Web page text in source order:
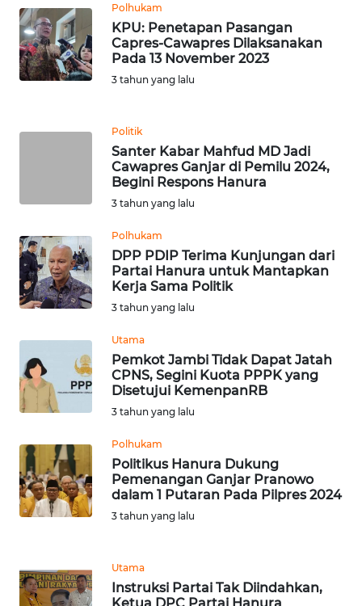
Polhukam
KPU: Penetapan Pasangan
Capres-Cawapres Dilaksanakan
Pada 13 November 2023
3 tahun yang lalu
Politik
Santer Kabar Mahfud MD Jadi
Cawapres Ganjar di Pemilu 2024,
Begini Respons Hanura
3 tahun yang lalu
Polhukam
DPP PDIP Terima Kunjungan dari
Partai Hanura untuk Mantapkan
Kerja Sama Politik
3 tahun yang lalu
Utama
Pemkot Jambi Tidak Dapat Jatah
CPNS, Segini Kuota PPPK yang
Disetujui KemenpanRB
3 tahun yang lalu
Polhukam
Politikus Hanura Dukung
Pemenangan Ganjar Pranowo
dalam 1 Putaran Pada Pilpres 2024
3 tahun yang lalu
Utama
Instruksi Partai Tak Diindahkan,
Ketua DPC Partai Hanura
RIAU
WN
SERAMBI
WN
NTB
WN
WN
SULBAR
WN
SUMBAR
WN